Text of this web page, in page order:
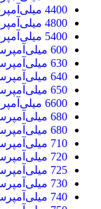
4400 میلی‌آمپرساعت
4800 میلی‌آمپرساعت
5400 میلی‌آمپرساعت
600 میلی‌آمپرساعت
630 میلی‌آمپرساعت
640 میلی‌آمپرساعت
650 میلی‌آمپرساعت
6600 میلی‌آمپرساعت
680 میلی‌آمپرساعت
680 میلی‌‌آمپرساعت
710 میلی‌آمپرساعت
720 میلی‌آمپرساعت
725 میلی‌آمپرساعت
730 میلی‌آمپرساعت
740 میلی‌آمپرساعت